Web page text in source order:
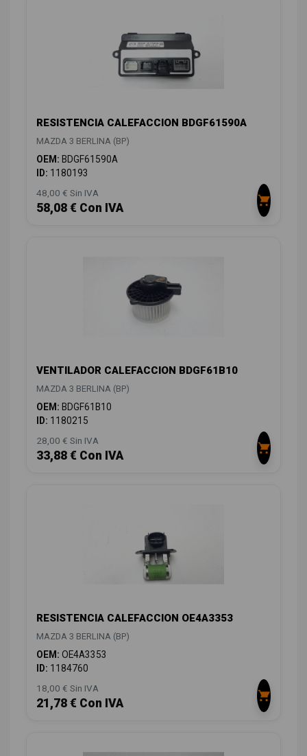
RESISTENCIA CALEFACCION BDGF61590A
MAZDA 3 BERLINA (BP)
OEM: BDGF61590A
ID: 1180193
48,00 € Sin IVA
58,08 € Con IVA
VENTILADOR CALEFACCION BDGF61B10
MAZDA 3 BERLINA (BP)
OEM: BDGF61B10
ID: 1180215
28,00 € Sin IVA
33,88 € Con IVA
RESISTENCIA CALEFACCION OE4A3353
MAZDA 3 BERLINA (BP)
OEM: OE4A3353
ID: 1184760
18,00 € Sin IVA
21,78 € Con IVA